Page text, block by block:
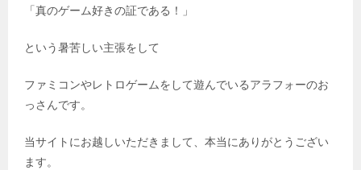
「真のゲーム好きの証である！」
という暑苦しい主張をして
ファミコンやレトロゲームをして遊んでいるアラフォーのお
っさんです。
当サイトにお越しいただきまして、本当にありがとうござい
ます。